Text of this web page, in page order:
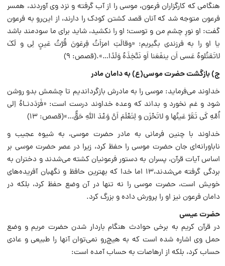
هنگامی که کارگزاران فرعون، موسی را از آب گرفته و نزد وی آوردند، همسر
فرعون متوجه شد که آنان قصد کشتن کودک را دارند، از این‌رو به فرعون
گفت: او نورِ چشم من و توست؛ او را نکشید، شاید برای ما سودمند باشد
یا او را به فرزندی بگیریم: «و‌قالَتِ امرَاَتُ فِرعَونَ قُرَّتُ عَینٍ لِی و لَکَ
لاتَقتُلوهُ عَسی اَن ینفَعَنا اَو نَتَّخِذَهُ وَلَدًا‌…».(قصص: ۹)
ج) بازگشت حضرت موسی‌(ع) به دامان مادر
خداوند می‌فرماید: موسی را به مادرش بازگرداندیم تا چشمش بدو روشن
شود و غم نخورد و بداند که وعده خداوند درست است: «فَرَدَدنـاهُ اِلی
اُمِّهِ کَی تَقَرَّ عَینُها و لاتَحْزَن و لِتَعْلَمَ اَنَّ وَعْدَ اللّهِ حَقٌّ‌…»(قصص: ۱۳)
خداوند با چنین فرمانی به مادر حضرت موسی، به شیوه عجیب و
ناباورانه‌ای جان حضرت موسی را حفظ کرد، زیرا در عصر حضرت موسی بر
اساس آیات قرآن، پسران به دستور فرعونیان کشته می‌شدند و دختران به
بردگی گرفته می‌شدند،۱۳ اما خدا که بهترین حافظ و نگهبان آفریده‌های
خویش است، حضرت موسی را نه تنها در آن وضع حفظ کرد، بلکه در
دامان فرعون نیز او را پرورش داده و بزرگ کرد.
حضرت عیسی
در قرآن کریم به برخی حوادث هنگام باردار شدن حضرت مریم و وضع
حمل وی اشاره شده است که به هیچ‌رو نمی‌توان آنها را طبیعی و عادی
حساب کرد، بلکه از ارهاصات به حساب آمده است: